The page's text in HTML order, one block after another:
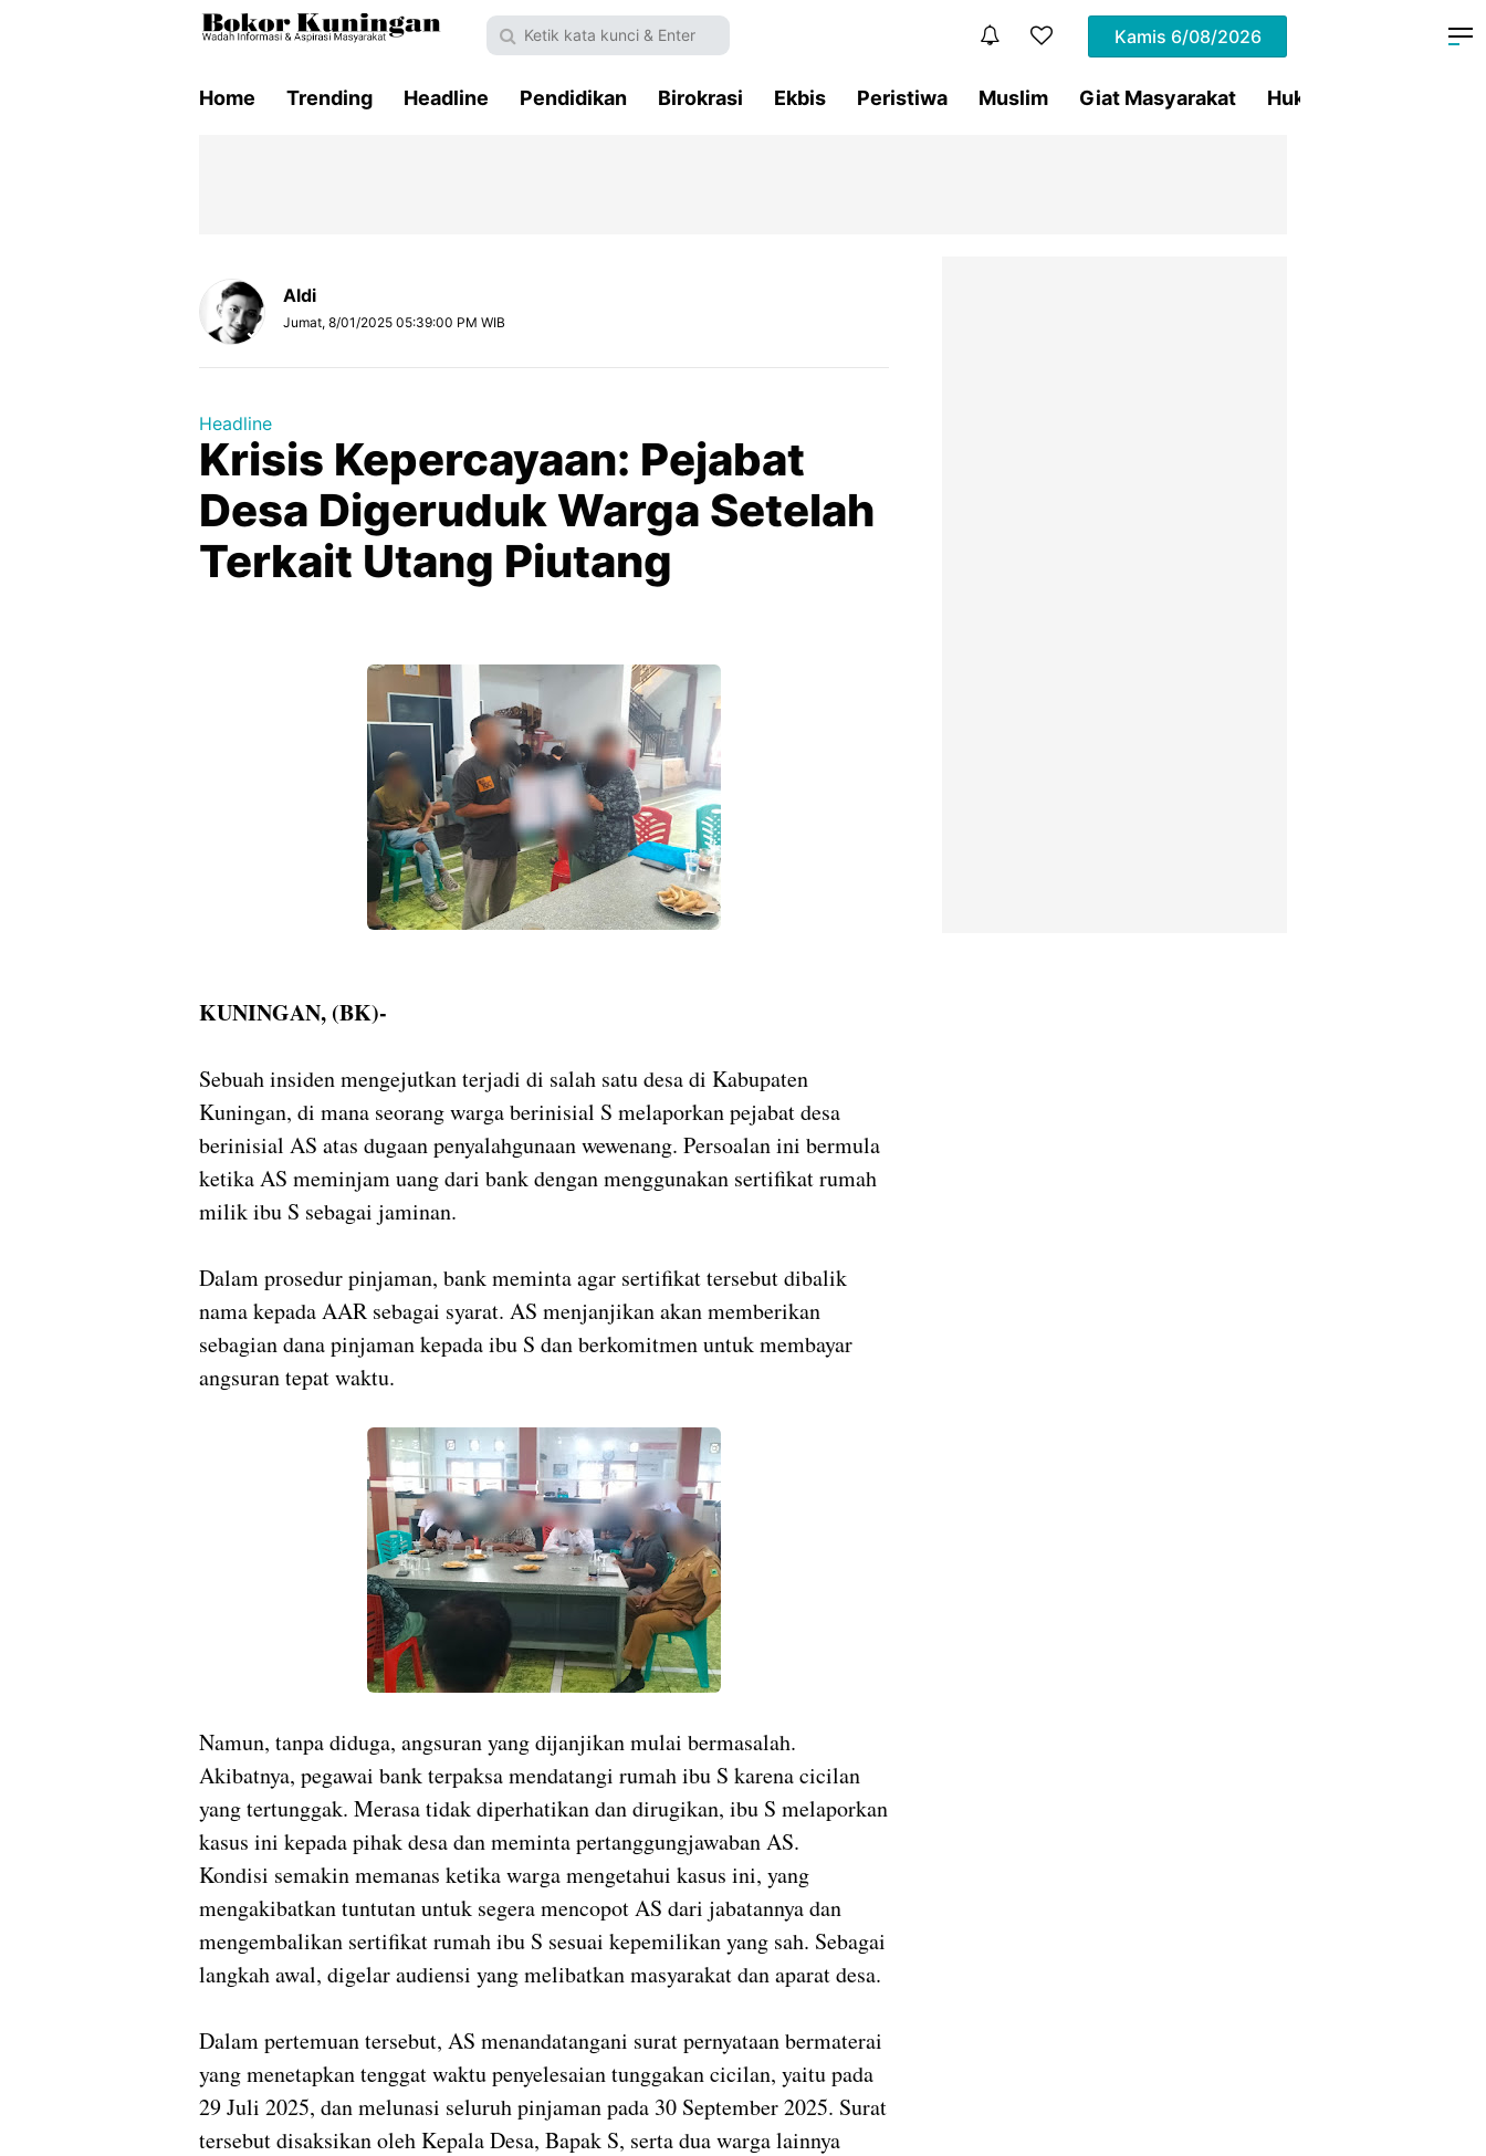
Kamis 6/08/2026
Home Trending Headline Pendidikan Birokrasi Ekbis Peristiwa Muslim Giat Masyarakat Hukum
Aldi
Jumat, 8/01/2025 05:39:00 PM WIB
Headline
Krisis Kepercayaan: Pejabat
Desa Digeruduk Warga Setelah
Terkait Utang Piutang
KUNINGAN, (BK)-
Sebuah insiden mengejutkan terjadi di salah satu desa di Kabupaten
Kuningan, di mana seorang warga berinisial S melaporkan pejabat desa
berinisial AS atas dugaan penyalahgunaan wewenang. Persoalan ini bermula
ketika AS meminjam uang dari bank dengan menggunakan sertifikat rumah
milik ibu S sebagai jaminan.
Dalam prosedur pinjaman, bank meminta agar sertifikat tersebut dibalik
nama kepada AAR sebagai syarat. AS menjanjikan akan memberikan
sebagian dana pinjaman kepada ibu S dan berkomitmen untuk membayar
angsuran tepat waktu.
Namun, tanpa diduga, angsuran yang dijanjikan mulai bermasalah.
Akibatnya, pegawai bank terpaksa mendatangi rumah ibu S karena cicilan
yang tertunggak. Merasa tidak diperhatikan dan dirugikan, ibu S melaporkan
kasus ini kepada pihak desa dan meminta pertanggungjawaban AS.
Kondisi semakin memanas ketika warga mengetahui kasus ini, yang
mengakibatkan tuntutan untuk segera mencopot AS dari jabatannya dan
mengembalikan sertifikat rumah ibu S sesuai kepemilikan yang sah. Sebagai
langkah awal, digelar audiensi yang melibatkan masyarakat dan aparat desa.
Dalam pertemuan tersebut, AS menandatangani surat pernyataan bermaterai
yang menetapkan tenggat waktu penyelesaian tunggakan cicilan, yaitu pada
29 Juli 2025, dan melunasi seluruh pinjaman pada 30 September 2025. Surat
tersebut disaksikan oleh Kepala Desa, Bapak S, serta dua warga lainnya